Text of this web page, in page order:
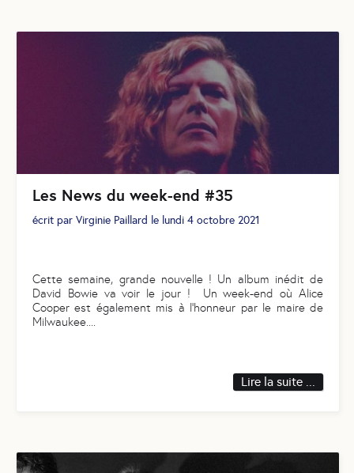
Les News du week-end #35
écrit par Virginie Paillard le lundi 4 octobre 2021
Cette semaine, grande nouvelle ! Un album inédit de
David Bowie va voir le jour ! Un week-end où Alice
Cooper est également mis à l’honneur par le maire de
Milwaukee.
Lire la suite ...